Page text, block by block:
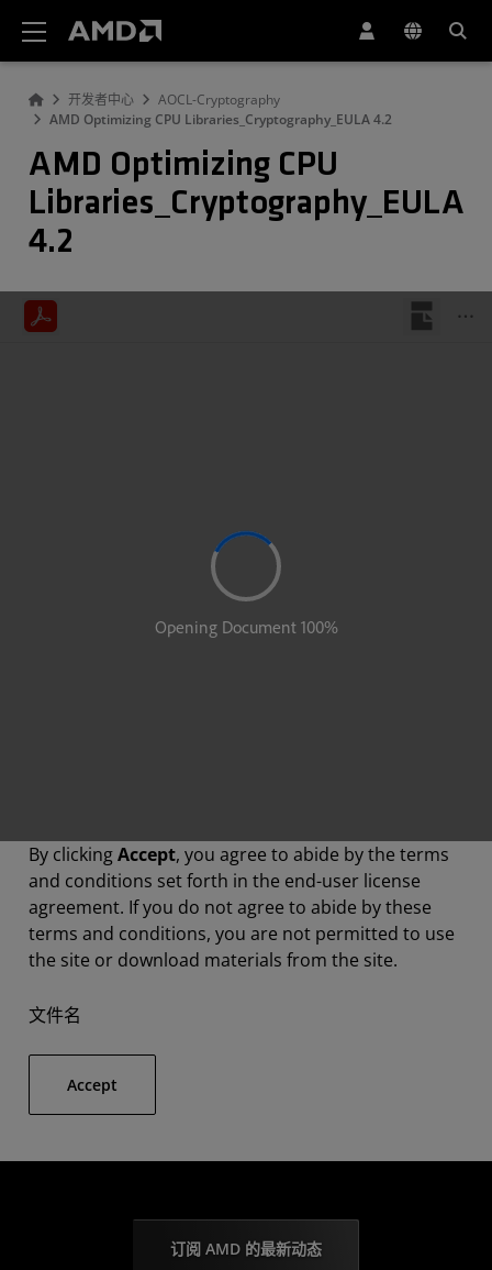
开发者中心
AOCL-Cryptography
AMD Optimizing CPU Libraries_Cryptography_EULA 4.2
AMD Optimizing CPU
Libraries_Cryptography_EULA
4.2
By clickingAccept, you agree to abide by the terms
and conditions set forth in the end-user license
agreement. If you do not agree to abide by these
terms and conditions, you are not permitted to use
the site or download materials from the site.
文件名
Accept
订阅 AMD 的最新动态